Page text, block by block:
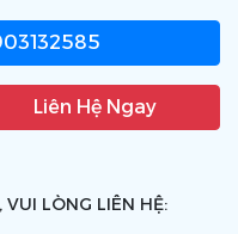
Liên Hệ Ngay
LÒNG LIÊN HỆ: